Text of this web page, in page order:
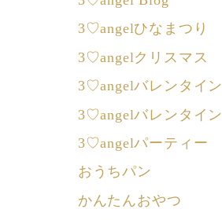
3♡angelひなまつり
3♡angelクリスマス
3♡angelバレンタイン
3♡angelバレンタイン
3♡angelパーティー
おうちパン
かんたんおやつ